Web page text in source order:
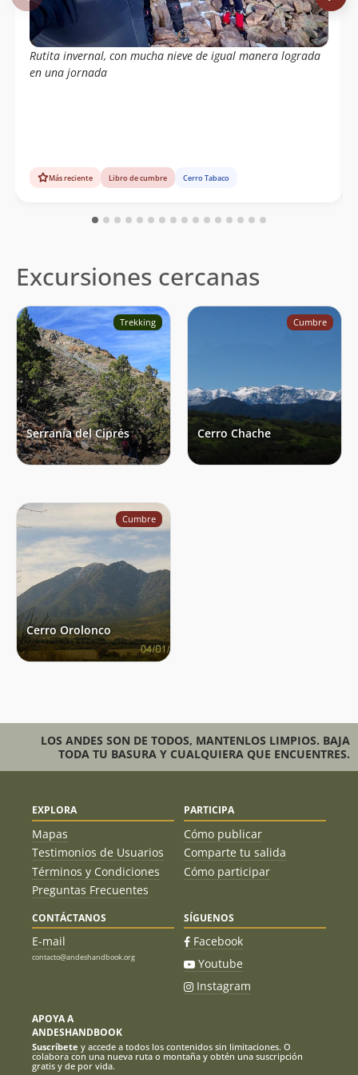
Rutita invernal, con mucha nieve de igual manera lograda
en una jornada
Más reciente Libro de cumbre Cerro Tabaco
Excursiones cercanas
Trekking
Serranía del Ciprés
Cumbre
Cerro Chache
Cumbre
Cerro Orolonco
LOS ANDES SON DE TODOS, MANTENLOS LIMPIOS. BAJA
TODA TU BASURA Y CUALQUIERA QUE ENCUENTRES.
EXPLORA
Mapas
Testimonios de Usuarios
Términos y Condiciones
Preguntas Frecuentes
PARTICIPA
Cómo publicar
Comparte tu salida
Cómo participar
CONTÁCTANOS
E-mail
contacto@andeshandbook.org
SÍGUENOS
Facebook
Youtube
Instagram
APOYA A
ANDESHANDBOOK
Suscríbete y accede a todos los contenidos sin limitaciones. O
colabora con una nueva ruta o montaña y obtén una suscripción
gratis y de por vida.